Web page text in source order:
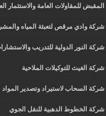
المقبض للمقاولات العامة والاستثمار
شركة وادي مرقص لتعبئة المياه
شركة النور الدولية للتدريب
شركة الغيث للتوكيلات الملاحية
شركة السحاب لاستيراد وتصدير المواد
شركة الخطوط الدهبية للنقل الجوي